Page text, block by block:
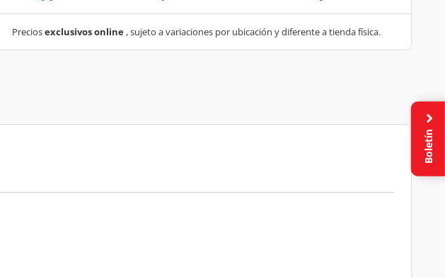
Preciosexclusivos online, sujeto a variaciones por ubicación y diferente a tienda física.
Boletín